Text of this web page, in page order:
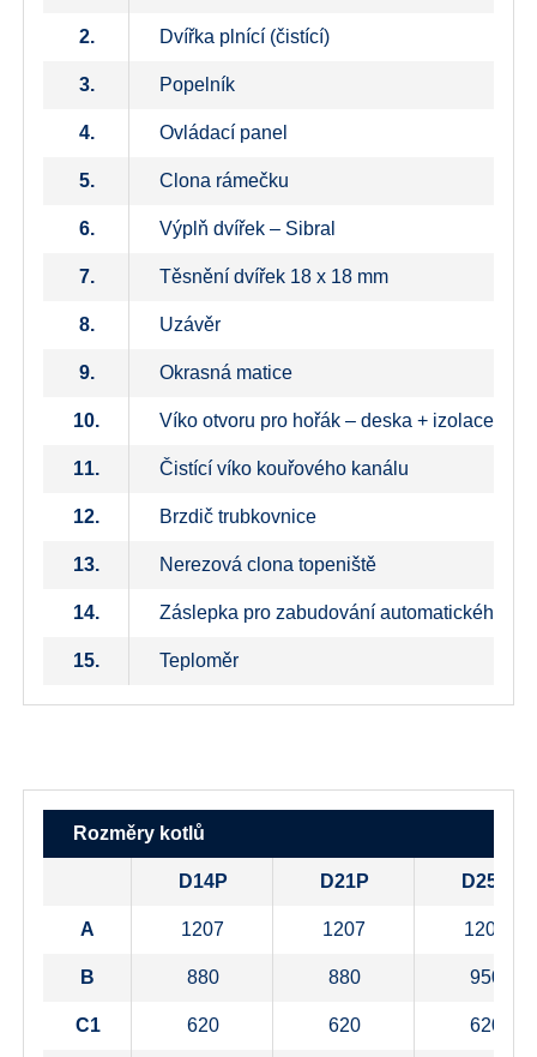
2. Dvířka plnící (čistící)
3. Popelník
4. Ovládací panel
5. Clona rámečku
6. Výplň dvířek – Sibral
7. Těsnění dvířek 18 x 18 mm
8. Uzávěr
9. Okrasná matice
10. Víko otvoru pro hořák – deska + izolace
11. Čistící víko kouřového kanálu
12. Brzdič trubkovnice
13. Nerezová clona topeniště
14. Záslepka pro zabudování automatického
15. Teploměr
Rozměry kotlů
D14P D21P D25P
A 1207 1207 1207
B 880 880 950
C1 620 620 620